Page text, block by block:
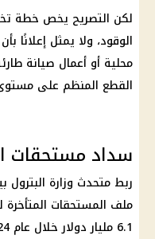
لكن التصريح يخص خطة
الوقود، ولا يمثل إعلانًا
محلية أو أعمال صيانة
القطع المنظم على
سداد مستحقات
ربط متحدث وزارة البترول
ملف المستحقات المتأخرة
6.1 مليار دولار خلال عام 2024 قبل سدادها بالكامل.